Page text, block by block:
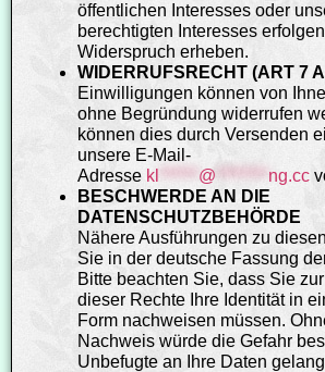
öffentlichen Interesses oder
berechtigten Interesses
Widerspruch erheben.
WIDERRUFSRECHT (ART 7
Einwilligungen können von
ohne Begründung widerrufen
können dies durch Versenden
unsere E-Mail-
Adresse kl ****** @ ********ng.cc
BESCHWERDE AN DIE
DATENSCHUTZBEHÖRDE
Nähere Ausführungen zu
Sie in der deutsche Fassung
Bitte beachten Sie, dass Sie
dieser Rechte Ihre Identität in
Form nachweisen müssen.
Nachweis würde die Gefahr
Unbefugte an Ihre Daten